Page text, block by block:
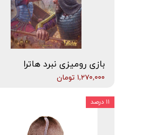
بازی رومیزی نبرد هاترا
۱,۲۷۰,۰۰۰ تومان
۱۱ درصد